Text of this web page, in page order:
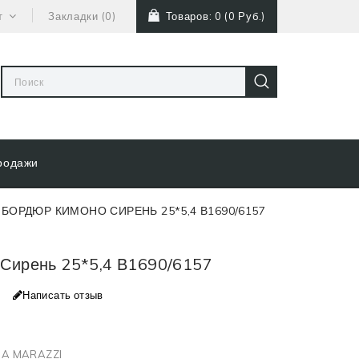
Закладки (0) Товаров: 0 (0 Руб.)
БОРДЮР КИМОНО СИРЕНЬ 25*5,4 В1690/6157
25*5,4 В1690/6157
Написать отзыв
MARAZZI